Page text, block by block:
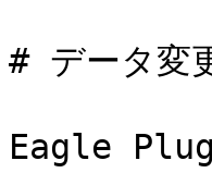
# データ変
Eagle